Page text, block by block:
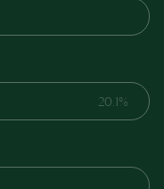
20.1%